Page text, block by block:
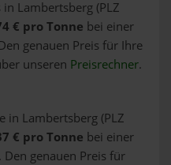
Lambertsberg (PLZ
€ pro Tonne bei einer
genauen Preis für Ihre
unseren Preisrechner.
in Lambertsberg (PLZ
€ pro Tonne bei einer
genauen Preis für